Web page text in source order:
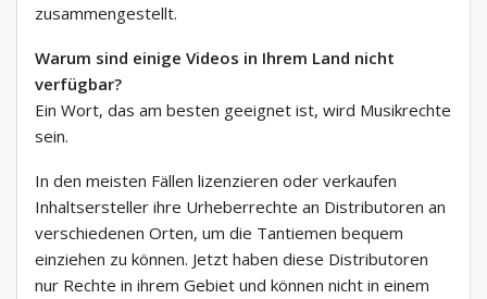
zusammengestellt.
Warum sind einige Videos in Ihrem Land nicht
verfügbar?
Ein Wort, das am besten geeignet ist, wird Musikrechte
sein.
In den meisten Fällen lizenzieren oder verkaufen
Inhaltsersteller ihre Urheberrechte an Distributoren an
verschiedenen Orten, um die Tantiemen bequem
einziehen zu können. Jetzt haben diese Distributoren
nur Rechte in ihrem Gebiet und können nicht in einem